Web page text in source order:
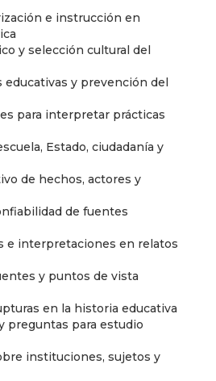
e instrucción en
y selección cultural del
educativas y prevención del
para interpretar prácticas
Estado, ciudadanía y
de hechos, actores y
de fuentes
e interpretaciones en relatos
y puntos de vista
en la historia educativa
preguntas para estudio
instituciones, sujetos y